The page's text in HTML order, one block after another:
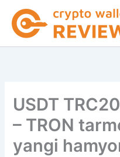
content
USDT
– TRON
yangi